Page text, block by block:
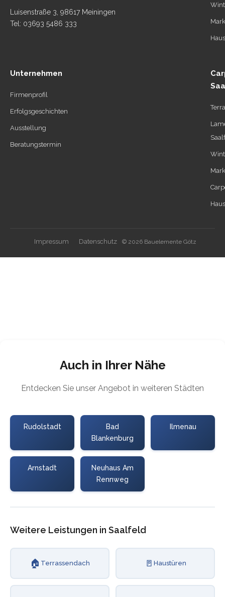
Luisenstraße 3, 98617 Meiningen
Tel: 03693 5486 333
Unternehmen
Firmenprofil
Erfolgsgeschichten
Ausstellung
Beratungstermin
Impressum Datenschutz © 2026 Bauelemente Götz
Auch in Ihrer Nähe
Entdecken Sie unser Angebot in weiteren Städten
Rudolstadt
Bad
Blankenburg
Ilmenau
Arnstadt
Neuhaus Am
Rennweg
Weitere Leistungen in Saalfeld
🏠 Terrassendach 🚪 Haustüren